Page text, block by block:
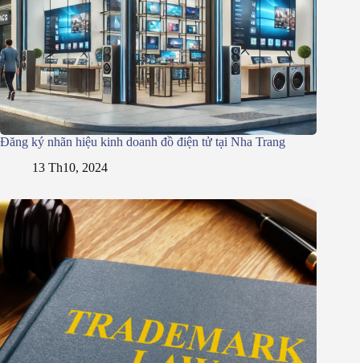
Đăng ký nhãn hiệu kinh doanh đồ điện tử tại Nha Trang
13 Th10, 2024